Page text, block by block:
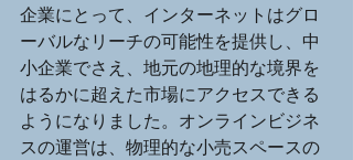
企業にとって、インターネットはグロ
ーバルなリーチの可能性を提供し、中
小企業でさえ、地元の地理的な境界を
はるかに超えた市場にアクセスできる
ようになりました。オンラインビジネ
スの運営は、物理的な小売スペースの